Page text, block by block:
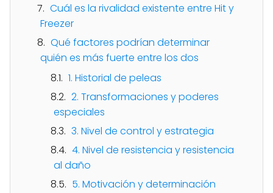
Cuál es la rivalidad existente entre Hit y
Freezer
Qué factores podrían determinar
quién es más fuerte entre los dos
1. Historial de peleas
2. Transformaciones y poderes
especiales
3. Nivel de control y estrategia
4. Nivel de resistencia y resistencia
al daño
5. Motivación y determinación